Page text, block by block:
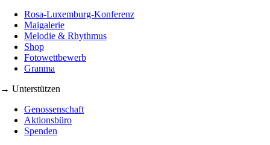
Rosa-Luxemburg-Konferenz
Maigalerie
Melodie & Rhythmus
Shop
Fotowettbewerb
Granma
→ Unterstützen
Genossenschaft
Aktionsbüro
Spenden